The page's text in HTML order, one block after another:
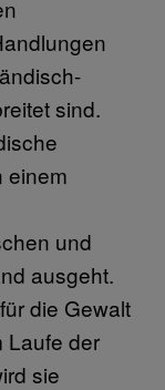
sind.
einem
und
ausgeht.
die Gewalt
Laufe der
sie